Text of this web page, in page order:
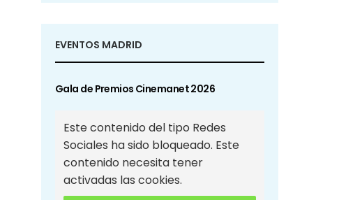
EVENTOS MADRID
Gala de Premios Cinemanet 2026
Este contenido del tipo Redes
Sociales ha sido bloqueado. Este
contenido necesita tener
activadas las cookies.